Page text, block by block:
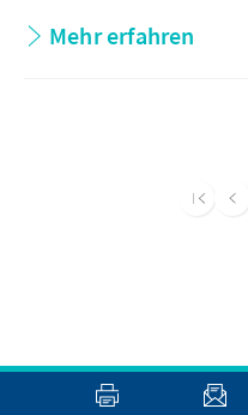
Mehr erfahren